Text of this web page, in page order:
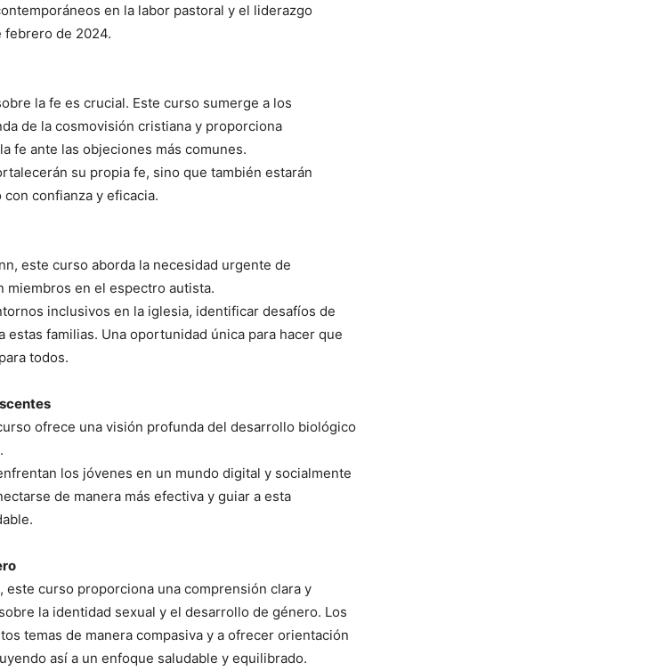
en la labor pastoral y el liderazgo
febrero de 2024.
la fe es crucial. Este curso sumerge a los
de la cosmovisión cristiana y proporciona
fe ante las objeciones más comunes.
su propia fe, sino que también estarán
confianza y eficacia.
este curso aborda la necesidad urgente de
miembros en el espectro autista.
inclusivos en la iglesia, identificar desafíos de
familias. Una oportunidad única para hacer que
todos.
ofrece una visión profunda del desarrollo biológico
los jóvenes en un mundo digital y socialmente
de manera más efectiva y guiar a esta
este curso proporciona una comprensión clara y
la identidad sexual y el desarrollo de género. Los
temas de manera compasiva y a ofrecer orientación
así a un enfoque saludable y equilibrado.